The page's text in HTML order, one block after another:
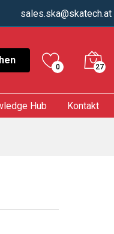
sales.ska@skatech.at
0 27
Hub Kontakt